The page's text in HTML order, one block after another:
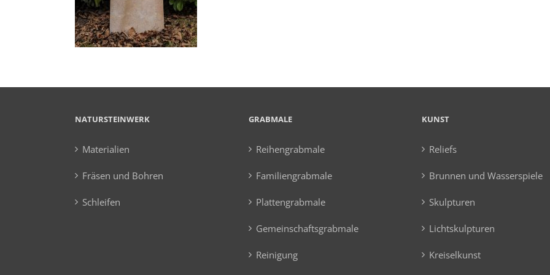
NATURSTEINWERK
Materialien
Fräsen und Bohren
Schleifen
GRABMALE
Reihengrabmale
Familiengrabmale
Plattengrabmale
Gemeinschaftsgrabmale
Reinigung
KUNST
Reliefs
Brunnen und Wasserspiele
Skulpturen
Lichtskulpturen
Kreiselkunst